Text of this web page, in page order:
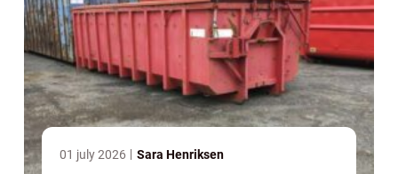
01 july 2026 Sara Henriksen